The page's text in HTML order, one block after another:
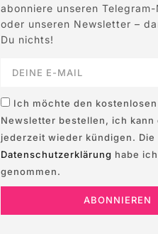
abonniere unseren
oder unseren Newsletter –
Du nichts!
Ich möchte den kostenlosen
Newsletter bestellen, ich kann
jederzeit wieder kündigen. Die
Datenschutzerklärung habe
genommen.
ABONNIEREN